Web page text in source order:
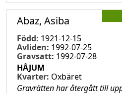
Abaz, Asiba
Född: 1921-12-15
Avliden: 1992-07-25
Gravsatt: 1992-07-28
HÅJUM
Kvarter: Oxbäret
Gravrätten har återgått till